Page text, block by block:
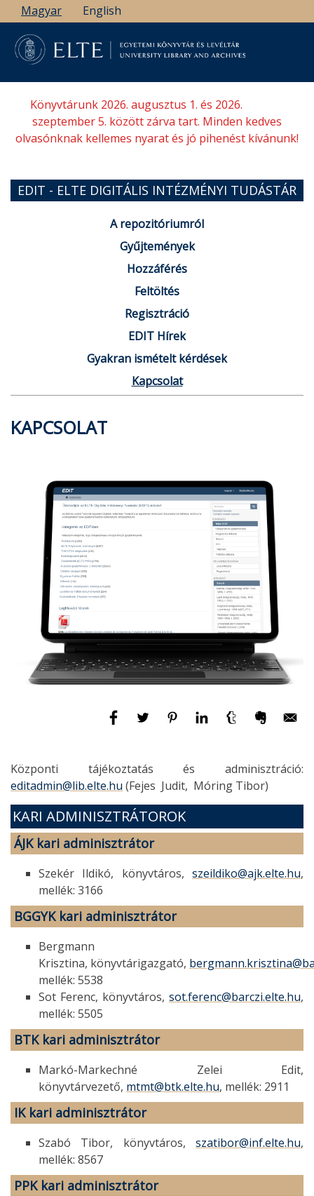
Ugrás
a
tartalomra
Magyar English
Könyvtárunk 2026. augusztus 1. és 2026.
szeptember 5. között zárva tart. Minden kedves
olvasónknak kellemes nyarat és jó pihenést kívánunk!
EDIT - ELTE DIGITÁLIS INTÉZMÉNYI TUDÁSTÁR
A repozitóriumról
Gyűjtemények
Hozzáférés
Feltöltés
Regisztráció
EDIT Hírek
Gyakran ismételt kérdések
Kapcsolat
KAPCSOLAT
Központi tájékoztatás és adminisztráció:
editadmin@lib.elte.hu (Fejes Judit, Móring Tibor)
KARI ADMINISZTRÁTOROK
ÁJK kari adminisztrátor
Szekér Ildikó, könyvtáros, szeildiko@ajk.elte.hu,
mellék: 3166
BGGYK kari adminisztrátor
Bergmann
Krisztina, könyvtárigazgató,
mellék: 5538
Sot Ferenc, könyvtáros, sot.ferenc@barczi.elte.hu,
mellék: 5505
BTK kari adminisztrátor
Markó-Markechné Zelei Edit,
könyvtárvezető, mtmt@btk.elte.hu, mellék: 2911
IK kari adminisztrátor
Szabó Tibor, könyvtáros, szatibor@inf.elte.hu,
mellék: 8567
PPK kari adminisztrátor